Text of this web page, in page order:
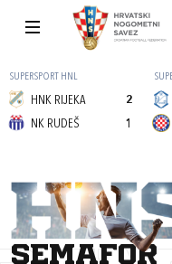
SUPERSPORT HNL
HNK RIJEKA
2
1
NK RUDEŠ
semafor